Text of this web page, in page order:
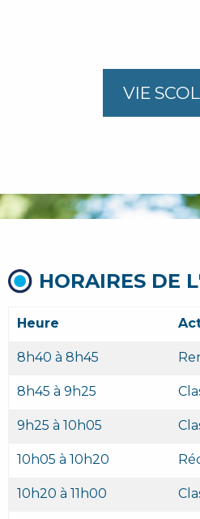
VIE
HORAIRES DE
Heure
8h40 à 8h45
8h45 à 9h25
9h25 à 10h05
10h05 à 10h20
10h20 à 11h00